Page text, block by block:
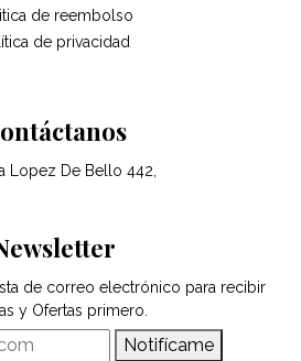
de reembolso
de privacidad
Lopez De Bello 442,
de correo electrónico para recibir
y Ofertas primero.
Notifícame